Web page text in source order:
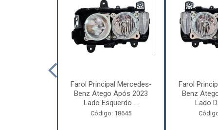
Farol Principal Mercedes-
Benz Atego Após 2023
Lado Esquerdo ...
Código: 18645
Farol
Benz
Lado